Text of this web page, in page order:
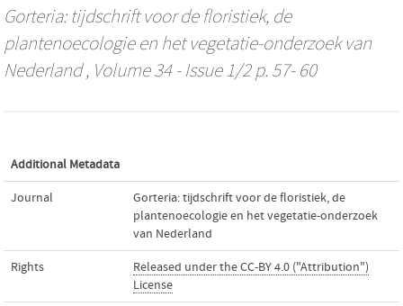
Gorteria: tijdschrift voor de floristiek, de
plantenoecologie en het vegetatie-onderzoek van
Nederland, Volume 34 - Issue 1/2 p. 57- 60
Additional Metadata
Journal
Gorteria: tijdschrift voor de floristiek, de
plantenoecologie en het vegetatie-onderzoek
van Nederland
Rights
Released under the CC-BY 4.0 ("Attribution")
License